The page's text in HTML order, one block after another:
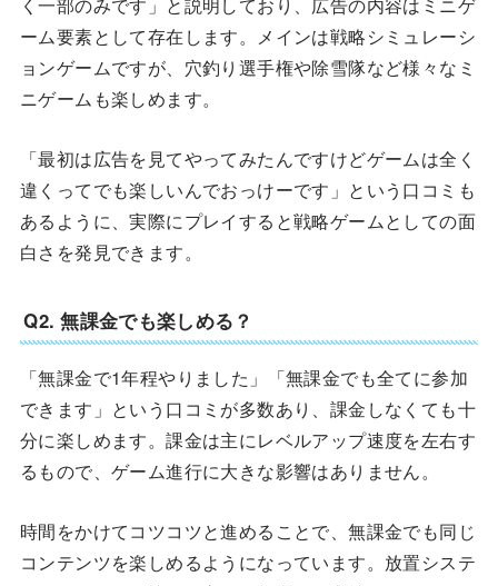
く一部のみです」と説明しており、広告の内容はミニゲ
ーム要素として存在します。メインは戦略シミュレーシ
ョンゲームですが、穴釣り選手権や除雪隊など様々なミ
ニゲームも楽しめます。
「最初は広告を見てやってみたんですけどゲームは全く
違くってでも楽しいんでおっけーです」という口コミも
あるように、実際にプレイすると戦略ゲームとしての面
白さを発見できます。
Q2. 無課金でも楽しめる？
「無課金で1年程やりました」「無課金でも全てに参加
できます」という口コミが多数あり、課金しなくても十
分に楽しめます。課金は主にレベルアップ速度を左右す
るもので、ゲーム進行に大きな影響はありません。
時間をかけてコツコツと進めることで、無課金でも同じ
コンテンツを楽しめるようになっています。放置システ